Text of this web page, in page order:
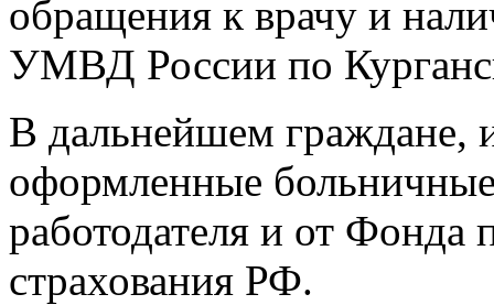
обращения к врачу и
УМВД России по
В дальнейшем граждане,
оформленные
работодателя и от Фонда
страхования РФ.